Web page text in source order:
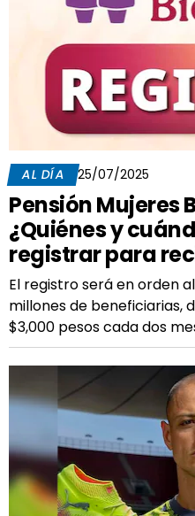
AL DÍA 25/07/2025
Pensión Mujeres
¿Quiénes y
registrar para
El registro será en orden
millones de beneficiarias,
$3,000 pesos cada dos